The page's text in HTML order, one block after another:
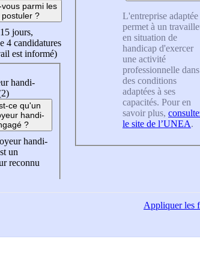
parmi les
?
jours,
4 candidatures
est informé)
handi-
ce qu'un
handi-
?
handi-
un
reconnu
L'entreprise adaptée
permet à un
en situation de
handicap d'exercer
une activité
professionnelle dans
des conditions
adaptées à ses
capacités. Pour en
savoir plus,
le site de l’UNEA.
Appliquerles